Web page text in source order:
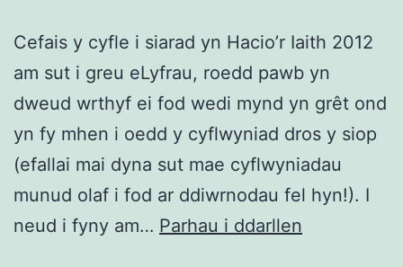
Cefais y cyfle i siarad yn Hacio’r Iaith 2012
am sut i greu eLyfrau, roedd pawb yn
dweud wrthyf ei fod wedi mynd yn grêt ond
yn fy mhen i oedd y cyflwyniad dros y siop
(efallai mai dyna sut mae cyflwyniadau
munud olaf i fod ar ddiwrnodau fel hyn!). I
neud i fyny am… Parhau i ddarllen